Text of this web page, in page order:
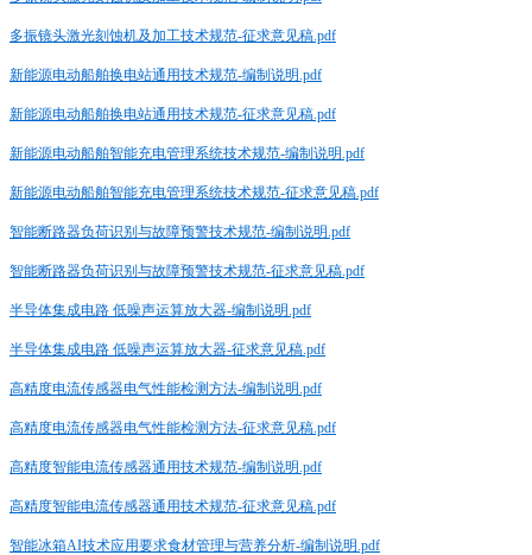
多振镜头激光刻蚀机及加工技术规范-征求意见稿.pdf
新能源电动船舶换电站通用技术规范-编制说明.pdf
新能源电动船舶换电站通用技术规范-征求意见稿.pdf
新能源电动船舶智能充电管理系统技术规范-编制说明.pdf
新能源电动船舶智能充电管理系统技术规范-征求意见稿.pdf
智能断路器负荷识别与故障预警技术规范-编制说明.pdf
智能断路器负荷识别与故障预警技术规范-征求意见稿.pdf
半导体集成电路 低噪声运算放大器-编制说明.pdf
半导体集成电路 低噪声运算放大器-征求意见稿.pdf
高精度电流传感器电气性能检测方法-编制说明.pdf
高精度电流传感器电气性能检测方法-征求意见稿.pdf
高精度智能电流传感器通用技术规范-编制说明.pdf
高精度智能电流传感器通用技术规范-征求意见稿.pdf
智能冰箱AI技术应用要求食材管理与营养分析-编制说明.pdf